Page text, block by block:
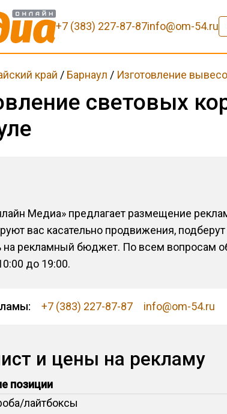
+7 (383) 227-87-87info@om-54.ru
край / Барнаул / Изготовление
световых
Медиа» предлагает размещение
вас касательно продвижения,
на рекламный бюджет. По всем вопросам
до 19:00.
+7 (383) 227-87-87 info@om-54.ru
и цены на рекламу
позиции
лайтбоксы